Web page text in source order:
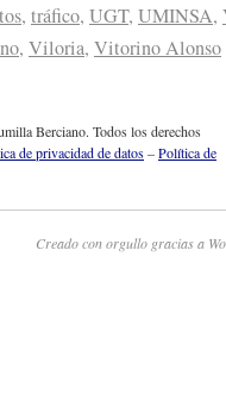
, tráfico, UGT, UMINSA,
, Viloria, Vitorino Alonso
Berciano. Todos los derechos
de privacidad de datos–Política de
Creado con orgullo gracias a